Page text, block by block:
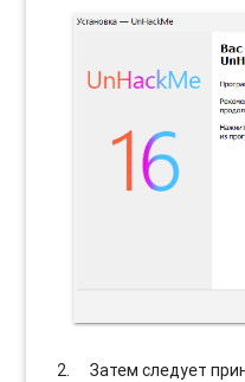
Затем следует